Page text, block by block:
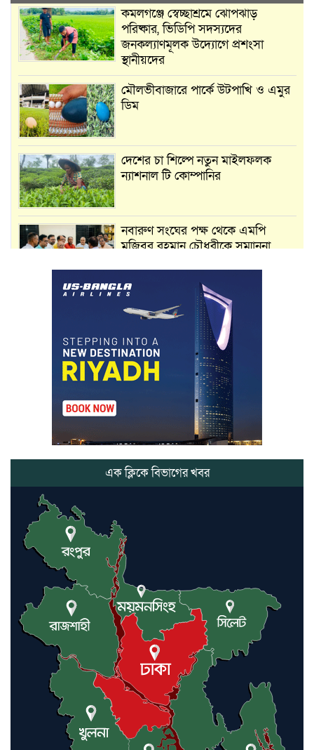
কমলগঞ্জে স্বেচ্ছাশ্রমে ঝোপঝাড়
পরিষ্কার, ভিডিপি সদস্যদের
জনকল্যাণমূলক উদ্যোগে প্রশংসা
স্থানীয়দের
মৌলভীবাজারে পার্কে উটপাখি ও এমুর
ডিম
দেশের চা শিল্পে নতুন মাইলফলক
ন্যাশনাল টি কোম্পানির
নবারুণ সংঘের পক্ষ থেকে এমপি
মুজিবুর রহমান চৌধুরীকে সম্মাননা
মার্শাল আর্ট ক্লাব কাপে ‘জুসা মার্শাল
আর্ট’ এর সাফল্য, শ্রীমঙ্গলের আয়াত ও
আইরাহ ঝুলিতে ৪ পদক
লাউয়াছড়া জাতীয় উদ্যানের সিএমসি
হিসাবরক্ষক আবজালুল হকের
মৃত্যুতে,এলাকায় শোকের ছায়া
ভোলাগঞ্জ স্থলবন্দরে এলসি আটকে
হয়রানির অভিযোগ, বিএনপির সাবেক
সভাপতির
গলিত মরদেহ উদ্ধার
লন্ডনে আদমপুর ইউনাইটেড কলেজ
বাস্তবায়ন নিয়ে আলোচনা সভা
আন্তর্জাতিক মানবাধিকার সম্মেলনে
বিশেষ সম্মাননা পেলেন ফারুক খাঁন,
শ্রীমঙ্গলে সংবর্ধনা
এক ক্লিকে বিভাগের খবর